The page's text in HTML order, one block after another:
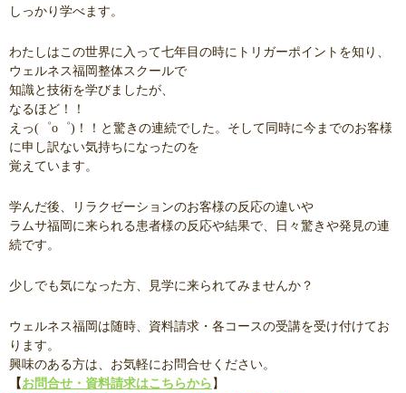
しっかり学べます。
わたしはこの世界に入って七年目の時にトリガーポイントを知り、
ウェルネス福岡整体スクールで
知識と技術を学びましたが、
なるほど！！
えっ(゜o゜)！！と驚きの連続でした。そして同時に今までのお客様
に申し訳ない気持ちになったのを
覚えています。
学んだ後、リラクゼーションのお客様の反応の違いや
ラムサ福岡に来られる患者様の反応や結果で、日々驚きや発見の連
続です。
少しでも気になった方、見学に来られてみませんか？
ウェルネス福岡は随時、資料請求・各コースの受講を受け付けてお
ります。
興味のある方は、お気軽にお問合せください。
【 お問合せ・資料請求はこちらから 】